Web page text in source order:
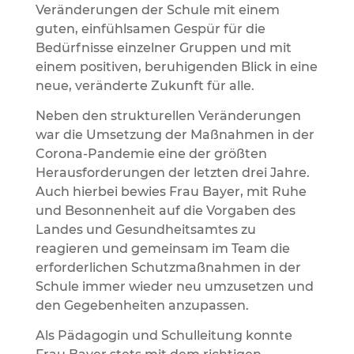
Veränderungen der Schule mit einem
guten, einfühlsamen Gespür für die
Bedürfnisse einzelner Gruppen und mit
einem positiven, beruhigenden Blick in eine
neue, veränderte Zukunft für alle.
Neben den strukturellen Veränderungen
war die Umsetzung der Maßnahmen in der
Corona-Pandemie eine der größten
Herausforderungen der letzten drei Jahre.
Auch hierbei bewies Frau Bayer, mit Ruhe
und Besonnenheit auf die Vorgaben des
Landes und Gesundheitsamtes zu
reagieren und gemeinsam im Team die
erforderlichen Schutzmaßnahmen in der
Schule immer wieder neu umzusetzen und
den Gegebenheiten anzupassen.
Als Pädagogin und Schulleitung konnte